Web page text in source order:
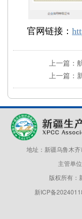
官网链接：
上一篇：
上一篇：
地址：新疆乌鲁木
主管单
版权所有：
新ICP备